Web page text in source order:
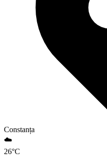
Constanța
☁️
26°C